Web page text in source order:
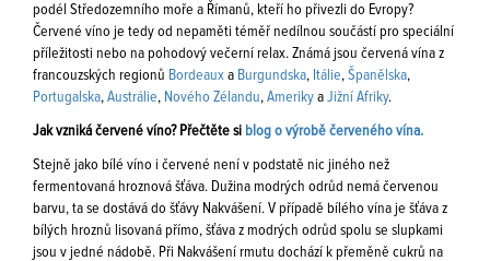
podél Středozemního moře a Římanů, kteří ho přivezli do Evropy?
Červené víno je tedy od nepaměti téměř nedílnou součástí pro speciální
příležitosti nebo na pohodový večerní relax. Známá jsou červená vína z
francouzských regionů Bordeaux a Burgundska, Itálie, Španělska,
Portugalska, Austrálie, Nového Zélandu, Ameriky a Jižní Afriky.
Jak vzniká červené víno? Přečtěte si blog o výrobě červeného vína.
Stejně jako bílé víno i červené není v podstatě nic jiného než
fermentovaná hroznová šťáva. Dužina modrých odrůd nemá červenou
barvu, ta se dostává do šťávy Nakvášení. V případě bílého vína je šťáva z
bílých hroznů lisovaná přímo, šťáva z modrých odrůd spolu se slupkami
jsou v jedné nádobě. Při Nakvášení rmutu dochází k přeměně cukrů na